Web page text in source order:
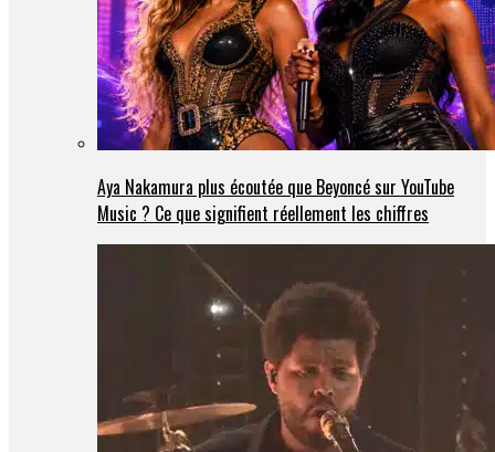
Aya Nakamura plus écoutée que Beyoncé sur YouTube
Music ? Ce que signifient réellement les chiffres